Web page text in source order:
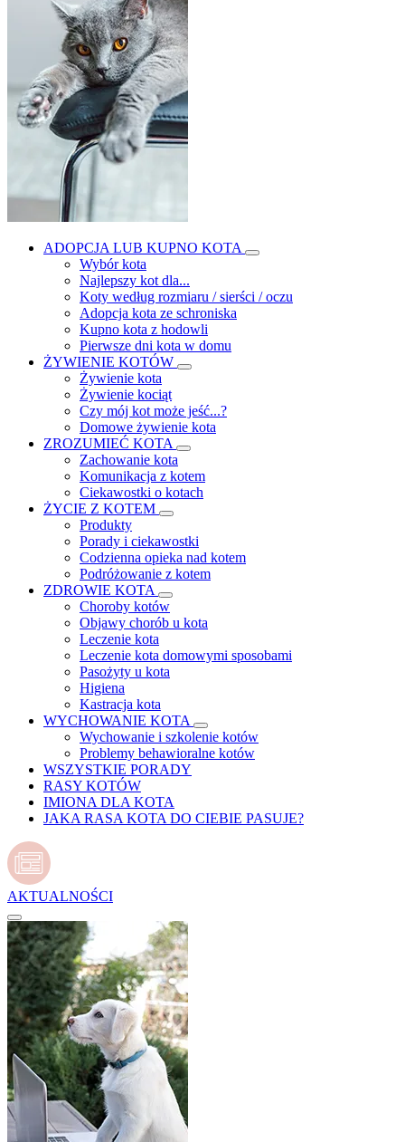
ADOPCJA LUB KUPNO KOTA
Wybór kota
Najlepszy kot dla...
Koty według rozmiaru / sierści / oczu
Adopcja kota ze schroniska
Kupno kota z hodowli
Pierwsze dni kota w domu
ŻYWIENIE KOTÓW
Żywienie kota
Żywienie kociąt
Czy mój kot może jeść...?
Domowe żywienie kota
ZROZUMIEĆ KOTA
Zachowanie kota
Komunikacja z kotem
Ciekawostki o kotach
ŻYCIE Z KOTEM
Produkty
Porady i ciekawostki
Codzienna opieka nad kotem
Podróżowanie z kotem
ZDROWIE KOTA
Choroby kotów
Objawy chorób u kota
Leczenie kota
Leczenie kota domowymi sposobami
Pasożyty u kota
Higiena
Kastracja kota
WYCHOWANIE KOTA
Wychowanie i szkolenie kotów
Problemy behawioralne kotów
WSZYSTKIE PORADY
RASY KOTÓW
IMIONA DLA KOTA
JAKA RASA KOTA DO CIEBIE PASUJE?
AKTUALNOŚCI